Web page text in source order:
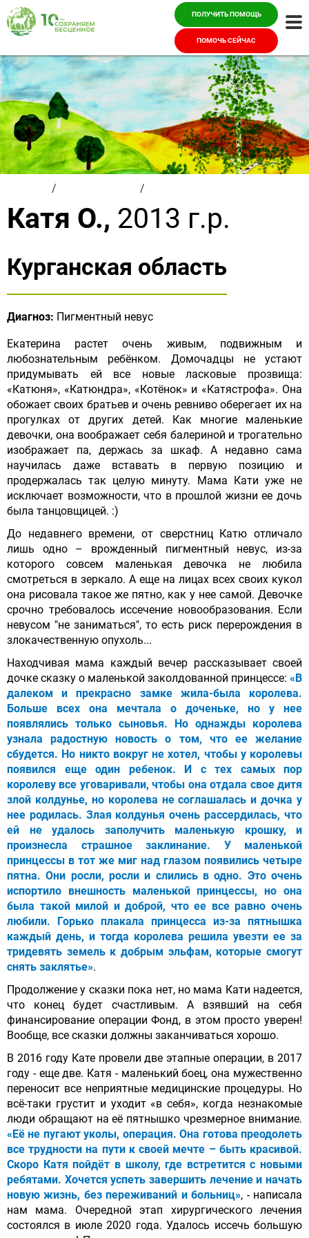
ПОЛУЧИТЬ ПОМОЩЬ
ПОМОЧЬ СЕЙЧАС
/ /
Катя О., 2013 г.р.
Курганская область
Диагноз: Пигментный невус
Екатерина растет очень живым, подвижным и
любознательным ребёнком. Домочадцы не устают
придумывать ей все новые ласковые прозвища:
«Катюня», «Катюндра», «Котёнок» и «Катястрофа». Она
обожает своих братьев и очень ревниво оберегает их на
прогулках от других детей. Как многие маленькие
девочки, она воображает себя балериной и трогательно
изображает па, держась за шкаф. А недавно сама
научилась даже вставать в первую позицию и
продержалась так целую минуту. Мама Кати уже не
исключает возможности, что в прошлой жизни ее дочь
была танцовщицей. :)
До недавнего времени, от сверстниц Катю отличало
лишь одно – врожденный пигментный невус, из-за
которого совсем маленькая девочка не любила
смотреться в зеркало. А еще на лицах всех своих кукол
она рисовала такое же пятно, как у нее самой. Девочке
срочно требовалось иссечение новообразования. Если
невусом "не заниматься", то есть риск перерождения в
злокачественную опухоль...
Находчивая мама каждый вечер рассказывает своей
дочке сказку о маленькой заколдованной принцессе: «В
далеком и прекрасно замке жила-была королева.
Больше всех она мечтала о доченьке, но у нее
появлялись только сыновья. Но однажды королева
узнала радостную новость о том, что ее желание
сбудется. Но никто вокруг не хотел, чтобы у королевы
появился еще один ребенок. И с тех самых пор
королеву все уговаривали, чтобы она отдала свое дитя
злой колдунье, но королева не соглашалась и дочка у
нее родилась. Злая колдунья очень рассердилась, что
ей не удалось заполучить маленькую крошку, и
произнесла страшное заклинание. У маленькой
принцессы в тот же миг над глазом появились четыре
пятна. Они росли, росли и слились в одно. Это очень
испортило внешность маленькой принцессы, но она
была такой милой и доброй, что ее все равно очень
любили. Горько плакала принцесса из-за пятнышка
каждый день, и тогда королева решила увезти ее за
тридевять земель к добрым эльфам, которые смогут
снять заклятье».
Продолжение у сказки пока нет, но мама Кати надеется,
что конец будет счастливым. А взявший на себя
финансирование операции Фонд, в этом просто уверен!
Вообще, все сказки должны заканчиваться хорошо.
В 2016 году Кате провели две этапные операции, в 2017
году - еще две. Катя - маленький боец, она мужественно
переносит все неприятные медицинские процедуры. Но
всё-таки грустит и уходит «в себя», когда незнакомые
люди обращают на её пятнышко чрезмерное внимание.
«Её не пугают уколы, операция. Она готова преодолеть
все трудности на пути к своей мечте – быть красивой.
Скоро Катя пойдёт в школу, где встретится с новыми
ребятами. Хочется успеть завершить лечение и начать
новую жизнь, без переживаний и больниц», - написала
нам мама. Очередной этап хирургического лечения
состоялся в июле 2020 года. Удалось иссечь большую